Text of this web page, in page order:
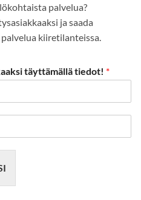
palvelua?
ja saada
kiiretilanteissa.
täyttämällä tiedot! *